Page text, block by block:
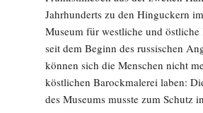
Jahrhunderts zu den Hinguckern
Museum für westliche und
seit dem Beginn des russischen
können sich die Menschen nicht
köstlichen Barockmalerei laben:
des Museums musste zum Schutz